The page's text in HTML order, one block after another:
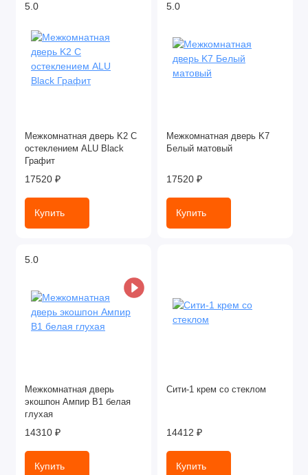
5.0
Межкомнатная дверь K2 С
остеклением ALU Black
Графит
17520 ₽
Купить
5.0
Межкомнатная дверь K7
Белый матовый
17520 ₽
Купить
5.0
Межкомнатная дверь
экошпон Ампир В1 белая
глухая
14310 ₽
Купить
Сити-1 крем со стеклом
14412 ₽
Купить